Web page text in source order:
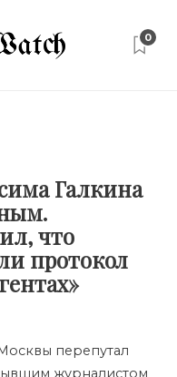
0
Галкина
что
протокол
перепутал
журналистом